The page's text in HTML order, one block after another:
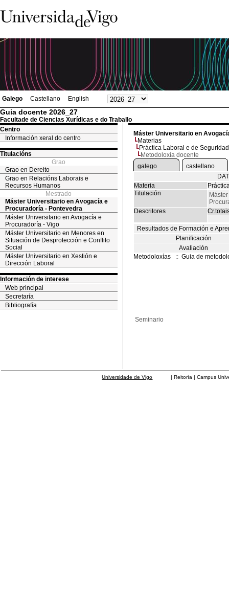
Galego Castellano English
Guia docente 2026_27
Facultade de Ciencias Xurídicas e do Traballo
Centro
Información xeral do centro
Titulacións
Grao
Grao en Dereito
Grao en Relacións Laborais e
Recursos Humanos
Mestrado
Máster Universitario en Avogacía e
Procuradoría - Pontevedra
Máster Universitario en Avogacía e
Procuradoría - Vigo
Máster Universitario en Menores en
Situación de Desprotección e Conflito
Social
Máster Universitario en Xestión e
Dirección Laboral
Información de interese
Web principal
Secretaría
Bibliografía
Máster Universitario en
Materias
Práctica Laboral e de
Metodoloxía docente
galego
castellano
Materia
Titulación
Descritores
Resultados de Formación e
Planificación
Avaliación
Metodoloxías
:: Guia de
Seminario
Universidade de Vigo | Reitoría | Campus